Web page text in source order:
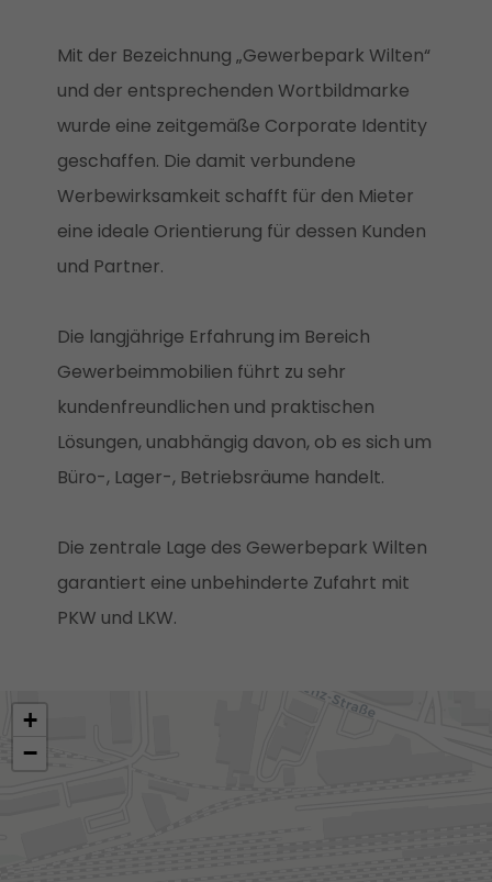
Mit der Bezeichnung „Gewerbepark Wilten“
und der entsprechenden Wortbildmarke
wurde eine zeitgemäße Corporate Identity
geschaffen. Die damit verbundene
Werbewirksamkeit schafft für den Mieter
eine ideale Orientierung für dessen Kunden
und Partner.
Die langjährige Erfahrung im Bereich
Gewerbeimmobilien führt zu sehr
kundenfreundlichen und praktischen
Lösungen, unabhängig davon, ob es sich um
Büro-, Lager-, Betriebsräume handelt.
Die zentrale Lage des Gewerbepark Wilten
garantiert eine unbehinderte Zufahrt mit
PKW und LKW.
+
−